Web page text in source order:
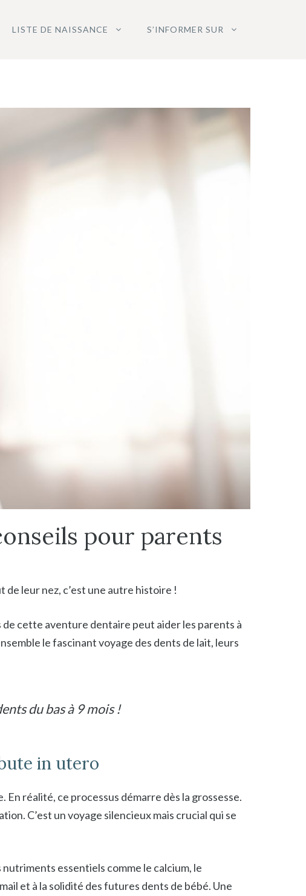
LISTE DE NAISSANCE S’INFORMER SUR
pour parents
leur nez, c’est une autre histoire !
cette aventure dentaire peut aider les parents à
le fascinant voyage des dents de lait, leurs
du bas à 9 mois !
in utero
réalité, ce processus démarre dès la grossesse.
C’est un voyage silencieux mais crucial qui se
essentiels comme le calcium, le
et à la solidité des futures dents de bébé. Une